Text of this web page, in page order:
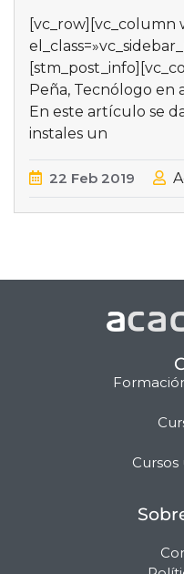
[vc_row][vc_column
Peña, Tecnólogo en
En este artículo se
instales un
22 Feb 2019
Cursos